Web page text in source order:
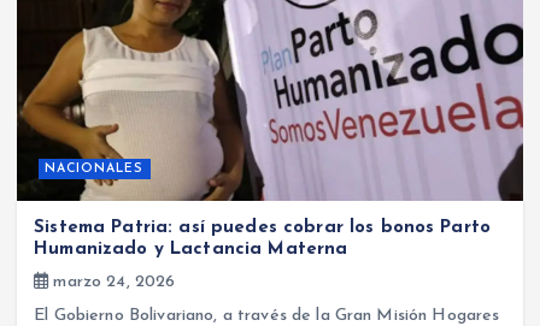
NACIONALES
Sistema Patria: así puedes cobrar los bonos Parto
Humanizado y Lactancia Materna
marzo 24, 2026
El Gobierno Bolivariano, a través de la Gran Misión Hogares